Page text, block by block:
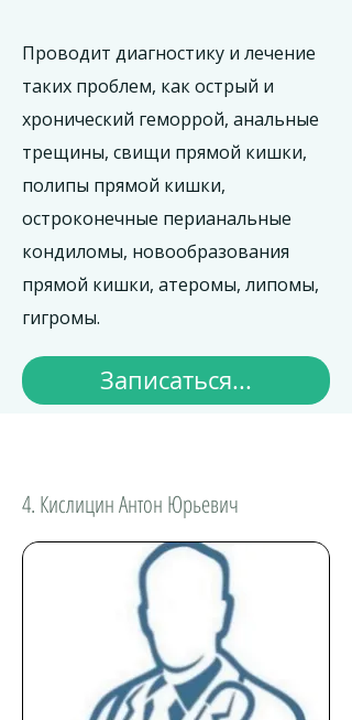
Проводит диагностику и лечение
таких проблем, как острый и
хронический геморрой, анальные
трещины, свищи прямой кишки,
полипы прямой кишки,
остроконечные перианальные
кондиломы, новообразования
прямой кишки, атеромы, липомы,
гигромы.
Записаться...
4. Кислицин Антон Юрьевич